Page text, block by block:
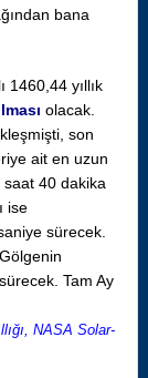
bana
1460,44 yıllık
olacak.
son
ait en uzun
saat 40 dakika
ise
sürecek.
Tam Ay
NASA Solar-